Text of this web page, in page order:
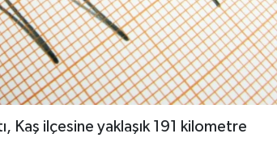
Kaş ilçesine yaklaşık 191 kilometre